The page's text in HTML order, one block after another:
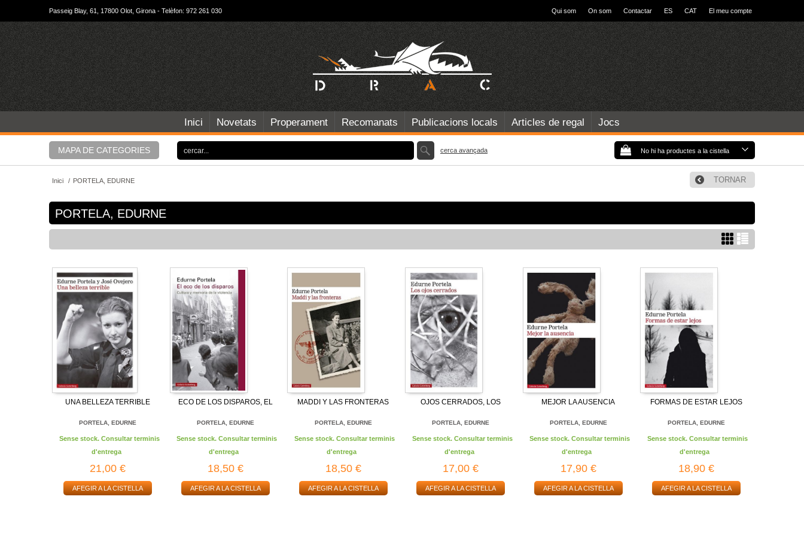
Passeig Blay, 61, 17800 Olot, Girona - Telèfon: 972 261 030 Qui som On som Contactar ES CAT El meu compte
Inici Novetats Properament Recomanats Publicacions locals Articles de regal Jocs
MAPA DE CATEGORIES No hi ha productes a la cistella
cerca avançada
Inici / PORTELA, EDURNE TORNAR
PORTELA, EDURNE
UNA BELLEZA TERRIBLE
PORTELA, EDURNE
Sense stock. Consultar terminis
d'entrega
21,00 €
AFEGIR A LA CISTELLA
ECO DE LOS DISPAROS, EL
PORTELA, EDURNE
Sense stock. Consultar terminis
d'entrega
18,50 €
AFEGIR A LA CISTELLA
MADDI Y LAS FRONTERAS
PORTELA, EDURNE
Sense stock. Consultar terminis
d'entrega
18,50 €
AFEGIR A LA CISTELLA
OJOS CERRADOS, LOS
PORTELA, EDURNE
Sense stock. Consultar terminis
d'entrega
17,00 €
AFEGIR A LA CISTELLA
MEJOR LA AUSENCIA
PORTELA, EDURNE
Sense stock. Consultar terminis
d'entrega
17,90 €
AFEGIR A LA CISTELLA
FORMAS DE ESTAR LEJOS
PORTELA, EDURNE
Sense stock. Consultar terminis
d'entrega
18,90 €
AFEGIR A LA CISTELLA